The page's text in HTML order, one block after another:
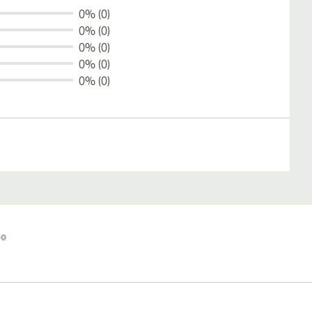
0% (0)
0% (0)
0% (0)
0% (0)
0% (0)